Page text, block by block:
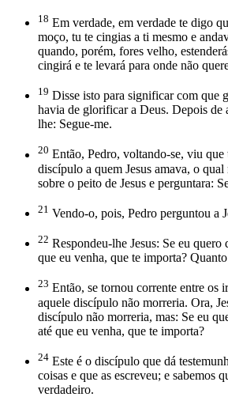
18 Em verdade, em verdade te digo
moço, tu te cingias a ti mesmo e
quando, porém, fores velho,
cingirá e te levará para onde não
19 Disse isto para significar com que
havia de glorificar a Deus. Depois de
lhe: Segue-me.
20 Então, Pedro, voltando-se, viu
discípulo a quem Jesus amava, o qual
sobre o peito de Jesus e perguntara:
21 Vendo-o, pois, Pedro perguntou a
22 Respondeu-lhe Jesus: Se eu quero
que eu venha, que te importa?
23 Então, se tornou corrente entre os
aquele discípulo não morreria. Ora,
discípulo não morreria, mas: Se eu
até que eu venha, que te importa?
24 Este é o discípulo que dá
coisas e que as escreveu; e sabemos
verdadeiro.